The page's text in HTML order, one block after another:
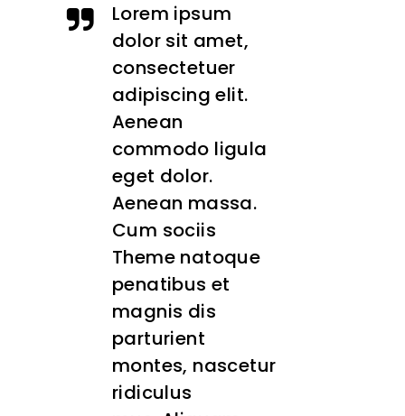
Lorem ipsum
dolor sit amet,
consectetuer
adipiscing elit.
Aenean
commodo ligula
eget dolor.
Aenean massa.
Cum sociis
Theme natoque
penatibus et
magnis dis
parturient
montes, nascetur
ridiculus